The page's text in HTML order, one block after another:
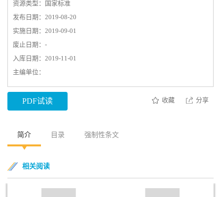
资源类型：国家标准
发布日期：2019-08-20
实施日期：2019-09-01
废止日期：-
入库日期：2019-11-01
主编单位：
PDF试读 收藏 分享
简介 目录 强制性条文
相关阅读